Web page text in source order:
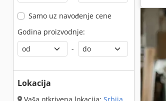
Samo uz navođenje cene
Godina proizvodnje:
-
Lokacija